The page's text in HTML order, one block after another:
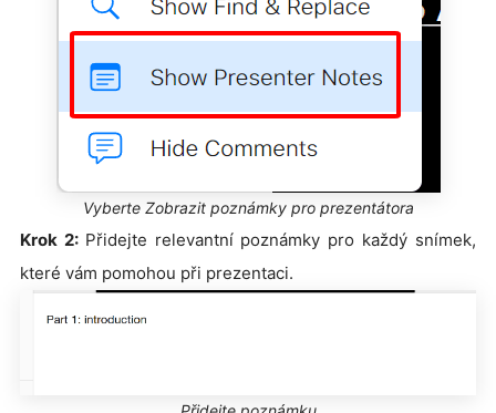
Vyberte Zobrazit poznámky pro prezentátora
Krok 2: Přidejte relevantní poznámky pro každý snímek,
které vám pomohou při prezentaci.